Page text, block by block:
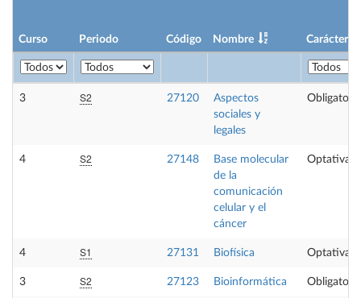
Curso Periodo Código Nombre Carácter
3 S2 27120
Aspectos
sociales y
legales
Obligatoria
4 S2 27148
Base molecular
de la
comunicación
celular y el
cáncer
Optativa
4 S1 27131 Biofísica Optativa
3 S2 27123 Bioinformática Obligatoria